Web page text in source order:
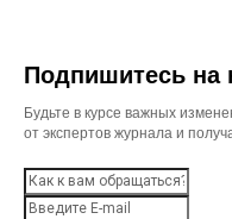
Подпишитесь на
Будьте в курсе важных
от экспертов журнала и